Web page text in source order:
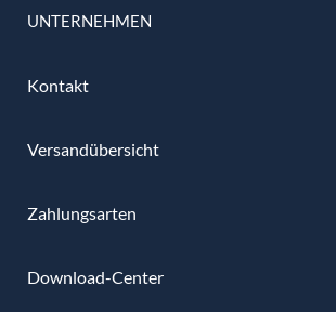
UNTERNEHMEN
Kontakt
Versandübersicht
Zahlungsarten
Download-Center